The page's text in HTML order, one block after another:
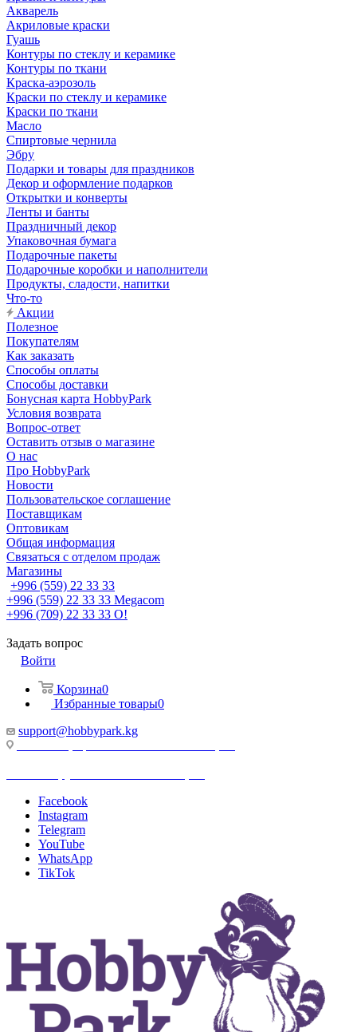
Акварель
Акриловые краски
Гуашь
Контуры по стеклу и керамике
Контуры по ткани
Краска-аэрозоль
Краски по стеклу и керамике
Краски по ткани
Масло
Спиртовые чернила
Эбру
Подарки и товары для праздников
Декор и оформление подарков
Открытки и конверты
Ленты и банты
Праздничный декор
Упаковочная бумага
Подарочные пакеты
Подарочные коробки и наполнители
Продукты, сладости, напитки
Что-то
Акции
Полезное
Покупателям
Как заказать
Способы оплаты
Способы доставки
Бонусная карта HobbyPark
Условия возврата
Вопрос-ответ
Оставить отзыв о магазине
О нас
Про HobbyPark
Новости
Пользовательское соглашение
Поставщикам
Оптовикам
Общая информация
Связаться с отделом продаж
Магазины
+996 (559) 22 33 33
+996 (559) 22 33 33 Megacom
+996 (709) 22 33 33 O!
Задать вопрос
Войти
Корзина0
Избранные товары0
support@hobbypark.kg
Facebook
Instagram
Telegram
YouTube
WhatsApp
TikTok